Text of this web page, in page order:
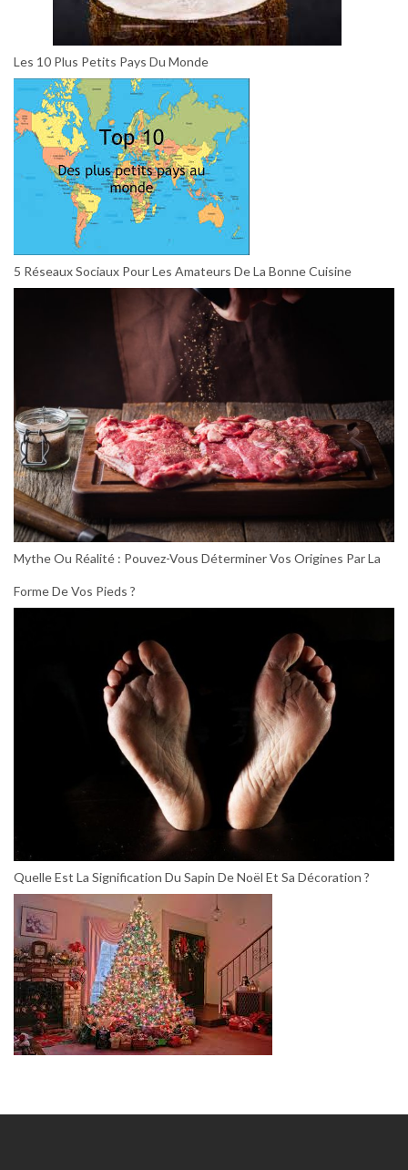
Les 10 Plus Petits Pays Du Monde
5 Réseaux Sociaux Pour Les Amateurs De La Bonne Cuisine
Mythe Ou Réalité : Pouvez-Vous Déterminer Vos Origines Par La
Forme De Vos Pieds ?
Quelle Est La Signification Du Sapin De Noël Et Sa Décoration ?